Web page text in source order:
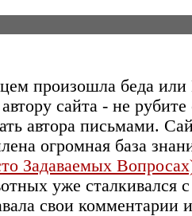
произошла беда или
сайта - не рубите
автора письмами.
огромная база
Задаваемых
уже сталкивался
свои комментарии